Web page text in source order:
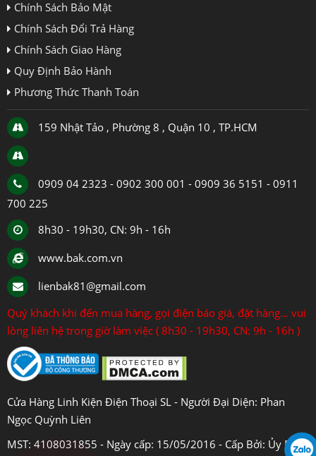
Chính Sách Bảo Mật
Chính Sách Đổi Trả Hàng
Chính Sách Giao Hàng
Quy Định Bảo Hành
Phương Thức Thanh Toán
159 Nhật Tảo , Phường 8 , Quận 10 , TP.HCM
0909 04 2323 - 0902 300 001 - 0909 36 5151 - 0911
700 225
8h30 - 19h30, CN: 9h - 16h
www.bak.com.vn
lienbak81@gmail.com
Quý khách khi đến mua hàng, gọi điện báo giá, đặt hàng... vui
lòng liên hệ trong giờ làm việc ( 8h30 - 19h30, CN: 9h - 16h )
Cửa Hàng Linh Kiện Điện Thoại SL - Người Đại Diện: Phan
Ngọc Quỳnh Liên
MST: 4108031855 - Ngày cấp: 15/05/2016 - Cấp Bởi: Ủy Ban